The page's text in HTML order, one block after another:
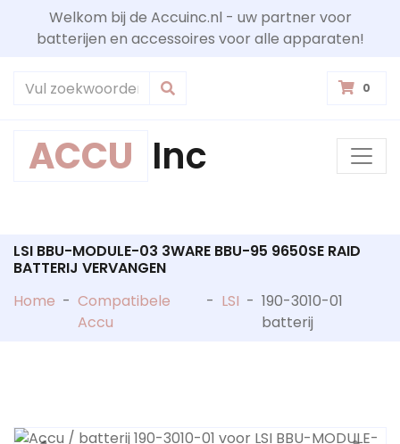
Welkom bij de Accuinc.nl - uw partner voor
batterijen en accessoires voor alle apparaten!
0
ACCU Inc
LSI BBU-MODULE-03 3WARE BBU-95 9650SE RAID
BATTERIJ VERVANGEN
Home - Compatibele
Accu
- LSI - 190-3010-01
batterij